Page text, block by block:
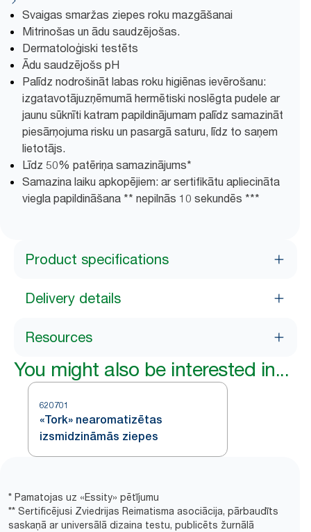
Svaigas smaržas ziepes roku mazgāšanai
Mitrinošas un ādu saudzējošas.
Dermatoloģiski testēts
Ādu saudzējošs pH
Palīdz nodrošināt labas roku higiēnas ievērošanu:
izgatavotājuzņēmumā hermētiski noslēgta pudele ar
jaunu sūknīti katram papildinājumam palīdz samazināt
piesārņojuma risku un pasargā saturu, līdz to saņem
lietotājs.
Līdz 50% patēriņa samazinājums*
Samazina laiku apkopējiem: ar sertifikātu apliecināta
viegla papildināšana ** nepilnās 10 sekundēs ***
Product specifications
Delivery details
Resources
You might also be interested in...
620701
«Tork» nearomatizētas
izsmidzināmās ziepes
* Pamatojas uz «Essity» pētījumu
** Sertificējusi Zviedrijas Reimatisma asociācija, pārbaudīts
saskaņā ar universālā dizaina testu, publicēts žurnālā